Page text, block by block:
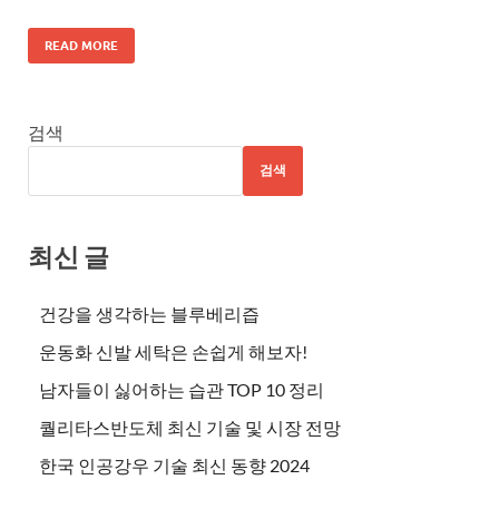
READ MORE
검색
검색
최신 글
건강을 생각하는 블루베리즙
운동화 신발 세탁은 손쉽게 해보자!
남자들이 싫어하는 습관 TOP 10 정리
퀄리타스반도체 최신 기술 및 시장 전망
한국 인공강우 기술 최신 동향 2024